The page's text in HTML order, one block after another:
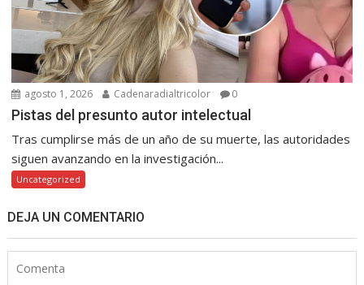
agosto 1, 2026 Cadenaradialtricolor 0
Pistas del presunto autor intelectual
Tras cumplirse más de un año de su muerte, las autoridades
siguen avanzando en la investigación...
Uncategorized
DEJA UN COMENTARIO